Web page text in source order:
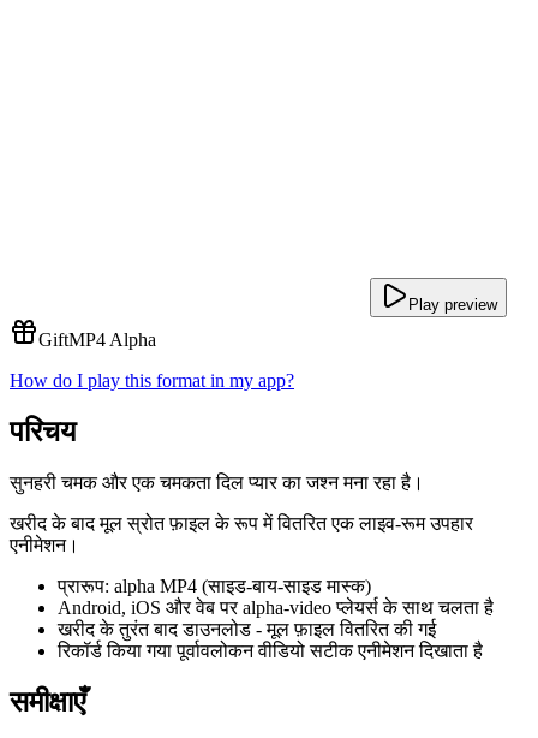
Play preview
GiftMP4 Alpha
How do I play this format in my app?
परिचय
सुनहरी चमक और एक चमकता दिल प्यार का जश्न मना रहा है।
खरीद के बाद मूल स्रोत फ़ाइल के रूप में वितरित एक लाइव-रूम उपहार
एनीमेशन।
प्रारूप: alpha MP4 (साइड-बाय-साइड मास्क)
Android, iOS और वेब पर alpha-video प्लेयर्स के साथ चलता है
खरीद के तुरंत बाद डाउनलोड - मूल फ़ाइल वितरित की गई
रिकॉर्ड किया गया पूर्वावलोकन वीडियो सटीक एनीमेशन दिखाता है
समीक्षाएँ